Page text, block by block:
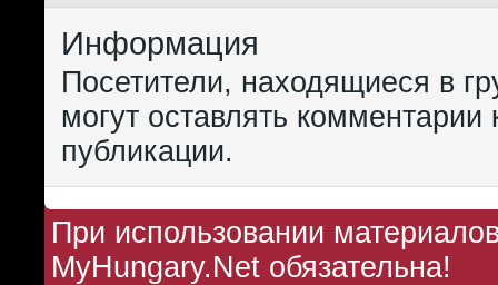
Информация
Посетители, находящиеся в
могут оставлять комментарии
публикации.
При использовании
MyHungary.Net обязательна!